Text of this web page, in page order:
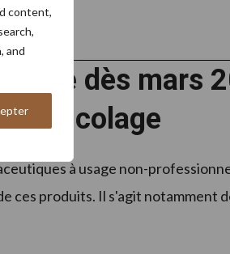
content,
and
dès mars
bricolage
à usage non-
ces produits. Il s'agit notamment